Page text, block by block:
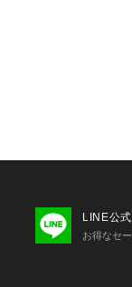
た画像をご参照
LINE公
お得なセ